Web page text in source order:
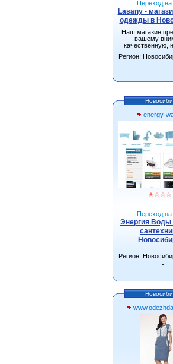
Переход на
Lasany -
одежды в
Наш магазин
вашему
качественную,
Регион:
-
energy-
★☆☆☆
Переход на
Энергия Воды
Регион:
-